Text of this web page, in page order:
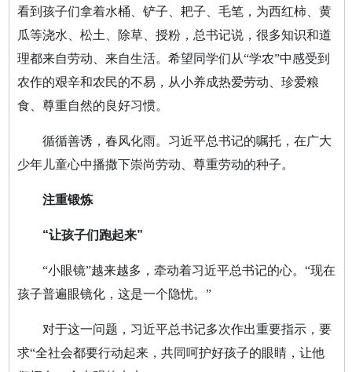
看到孩子们拿着水桶、铲子、耙子、毛笔，为西红柿、黄
瓜等浇水、松土、除草、授粉，总书记说，很多知识和道
理都来自劳动、来自生活。希望同学们从“学农”中感受到
农作的艰辛和农民的不易，从小养成热爱劳动、珍爱粮
食、尊重自然的良好习惯。
循循善诱，春风化雨。习近平总书记的嘱托，在广大
少年儿童心中播撒下崇尚劳动、尊重劳动的种子。
注重锻炼
“让孩子们跑起来”
“小眼镜”越来越多，牵动着习近平总书记的心。“现在
孩子普遍眼镜化，这是一个隐忧。”
对于这一问题，习近平总书记多次作出重要指示，要
求“全社会都要行动起来，共同呵护好孩子的眼睛，让他